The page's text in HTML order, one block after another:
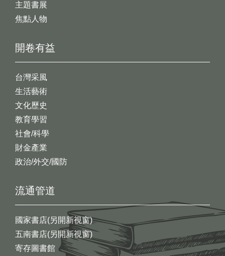
開卷有益
台灣采風
生活藝術
文化歷史
教育學習
社會/科學
財金產業
政治/外交/國防
主題書展
焦點人物
流通管道
國家書店(另開新視窗)
五南書店(另開新視窗)
寄存圖書館